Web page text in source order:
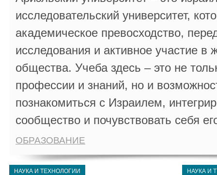
исследовательский университет,
академическое превосходство,
исследования и активное участие в
общества. Учеба здесь – это не
профессии и знаний, но и
познакомиться с Израилем,
сообщество и почувствовать себя
ОБРАЗОВАНИЕ
НАУКА И ТЕХНОЛОГИИ НАУКА И